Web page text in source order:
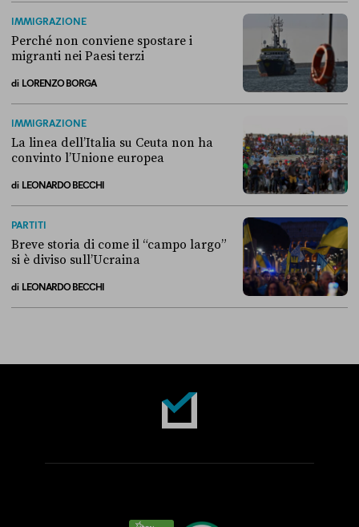
IMMIGRAZIONE
Perché non conviene spostare i
migranti nei Paesi terzi
di LORENZO BORGA
IMMIGRAZIONE
La linea dell’Italia su Ceuta non ha
convinto l’Unione europea
di LEONARDO BECCHI
PARTITI
Breve storia di come il “campo largo”
si è diviso sull’Ucraina
di LEONARDO BECCHI